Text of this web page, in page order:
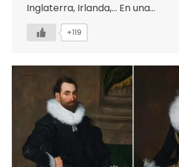
Inglaterra, Irlanda,… En una…
+119